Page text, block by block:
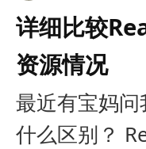
详细比较
资源情况
最近有宝妈
什么区别？